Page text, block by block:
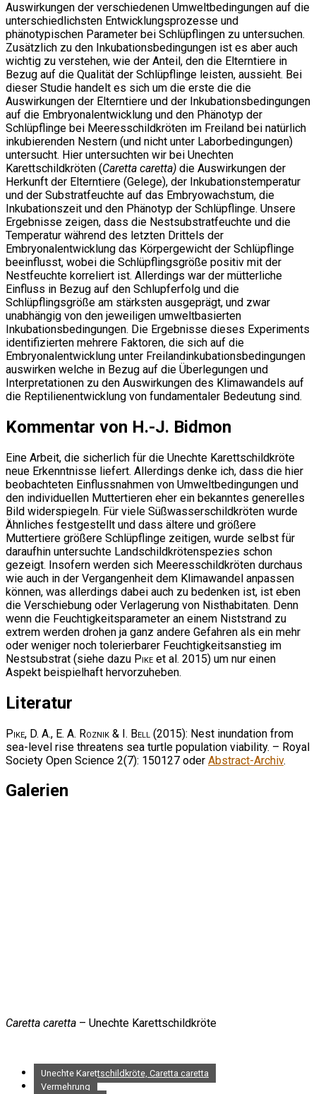
Auswirkungen der verschiedenen Umweltbedingungen auf die
unterschiedlichsten Entwicklungsprozesse und
phänotypischen Parameter bei Schlüpflingen zu untersuchen.
Zusätzlich zu den Inkubationsbedingungen ist es aber auch
wichtig zu verstehen, wie der Anteil, den die Elterntiere in
Bezug auf die Qualität der Schlüpflinge leisten, aussieht. Bei
dieser Studie handelt es sich um die erste die die
Auswirkungen der Elterntiere und der Inkubationsbedingungen
auf die Embryonalentwicklung und den Phänotyp der
Schlüpflinge bei Meeresschildkröten im Freiland bei natürlich
inkubierenden Nestern (und nicht unter Laborbedingungen)
untersucht. Hier untersuchten wir bei Unechten
Karettschildkröten (Caretta caretta) die Auswirkungen der
Herkunft der Elterntiere (Gelege), der Inkubationstemperatur
und der Substratfeuchte auf das Embryowachstum, die
Inkubationszeit und den Phänotyp der Schlüpflinge. Unsere
Ergebnisse zeigen, dass die Nestsubstratfeuchte und die
Temperatur während des letzten Drittels der
Embryonalentwicklung das Körpergewicht der Schlüpflinge
beeinflusst, wobei die Schlüpflingsgröße positiv mit der
Nestfeuchte korreliert ist. Allerdings war der mütterliche
Einfluss in Bezug auf den Schlupferfolg und die
Schlüpflingsgröße am stärksten ausgeprägt, und zwar
unabhängig von den jeweiligen umweltbasierten
Inkubationsbedingungen. Die Ergebnisse dieses Experiments
identifizierten mehrere Faktoren, die sich auf die
Embryonalentwicklung unter Freilandinkubationsbedingungen
auswirken welche in Bezug auf die Überlegungen und
Interpretationen zu den Auswirkungen des Klimawandels auf
die Reptilienentwicklung von fundamentaler Bedeutung sind.
Kommentar von H.-J. Bidmon
Eine Arbeit, die sicherlich für die Unechte Karettschildkröte
neue Erkenntnisse liefert. Allerdings denke ich, dass die hier
beobachteten Einflussnahmen von Umweltbedingungen und
den individuellen Muttertieren eher ein bekanntes generelles
Bild widerspiegeln. Für viele Süßwasserschildkröten wurde
Ähnliches festgestellt und dass ältere und größere
Muttertiere größere Schlüpflinge zeitigen, wurde selbst für
daraufhin untersuchte Landschildkrötenspezies schon
gezeigt. Insofern werden sich Meeresschildkröten durchaus
wie auch in der Vergangenheit dem Klimawandel anpassen
können, was allerdings dabei auch zu bedenken ist, ist eben
die Verschiebung oder Verlagerung von Nisthabitaten. Denn
wenn die Feuchtigkeitsparameter an einem Niststrand zu
extrem werden drohen ja ganz andere Gefahren als ein mehr
oder weniger noch tolerierbarer Feuchtigkeitsanstieg im
Nestsubstrat (siehe dazu Pike et al. 2015) um nur einen
Aspekt beispielhaft hervorzuheben.
Literatur
Pike, D. A., E. A. Roznik & I. Bell (2015): Nest inundation from
sea-level rise threatens sea turtle population viability. – Royal
Society Open Science 2(7): 150127 oder Abstract-Archiv.
Galerien
Caretta caretta – Unechte Karettschildkröte
Unechte Karettschildkröte, Caretta caretta
Vermehrung